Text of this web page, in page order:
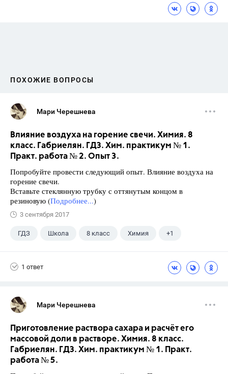
ПОХОЖИЕ ВОПРОСЫ
Мари Черешнева
Влияние воздуха на горение свечи. Химия. 8
класс. Габриелян. ГДЗ. Хим. практикум № 1.
Практ. работа № 2. Опыт 3.
Попробуйте провести следующий опыт. Влияние воздуха на
горение свечи.
Вставьте стеклянную трубку с оттянутым концом в
резиновую (Подробнее...)
3 сентября 2017
ГДЗ Школа 8 класс Химия +1
1 ответ
Мари Черешнева
Приготовление раствора сахара и расчёт его
массовой доли в растворе. Химия. 8 класс.
Габриелян. ГДЗ. Хим. практикум № 1. Практ.
работа № 5.